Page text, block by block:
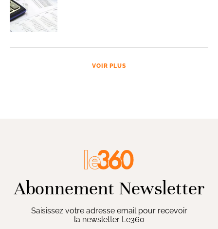
VOIR PLUS
Abonnement Newsletter
Saisissez votre adresse email pour recevoir
la newsletter Le360